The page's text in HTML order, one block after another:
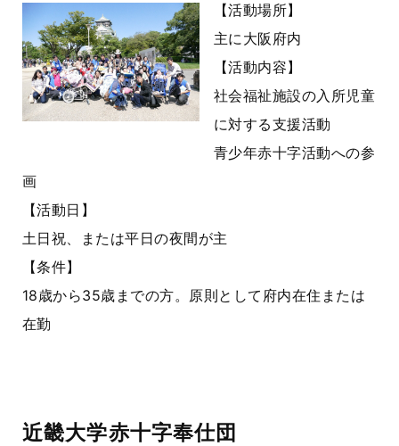
【活動場所】
主に大阪府内
【活動内容】
社会福祉施設の入所児童
に対する支援活動
青少年赤十字活動への参
画
【活動日】
土日祝、または平日の夜間が主
【条件】
18歳から35歳までの方。原則として府内在住または
在勤
近畿大学赤十字奉仕団